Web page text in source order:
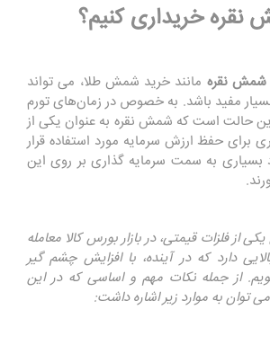
نقره خریداری کنیم؟
شمش نقره مانند خرید شمش طلا، می ‌تواند
بسیار مفید باشد. به خصوص در زمان‌های تورم
این حالت است که شمش نقره به عنوان یکی از
برای حفظ ارزش سرمایه مورد استفاده قرار
بسیاری به سمت سرمایه گذاری بر روی این
از فلزات قیمتی، در بازار بورس کالا معامله
دارد که در آینده، با افزایش چشم گیر
از جمله نکات مهم و اساسی که در این
به موارد زیر اشاره داشت: